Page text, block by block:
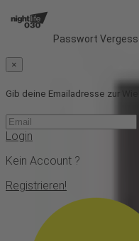
Passwort
×
Gib deine Emailadresse zur
Login
Kein Account ?
Registrieren!